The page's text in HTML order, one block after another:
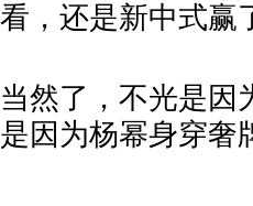
看，还是新中式赢
当然了，不光是因
是因为杨幂身穿奢